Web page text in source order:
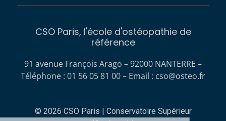
CSO Paris, l'école d'ostéopathie de
référence
91 avenue François Arago – 92000 NANTERRE –
Téléphone : 01 56 05 81 00 – Email : cso@osteo.fr
© 2026 CSO Paris | Conservatoire Supérieur